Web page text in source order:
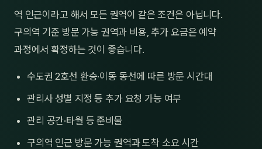
역 인근이라고 해서 모든 권역이 같은 조건은 아닙니다.
구의역 기준 방문 가능 권역과 비용, 추가 요금은 예약
과정에서 확정하는 것이 좋습니다.
수도권 2호선 환승·이동 동선에 따른 방문 시간대
관리사 성별 지정 등 추가 요청 가능 여부
관리 공간·타월 등 준비물
구의역 인근 방문 가능 권역과 도착 소요 시간